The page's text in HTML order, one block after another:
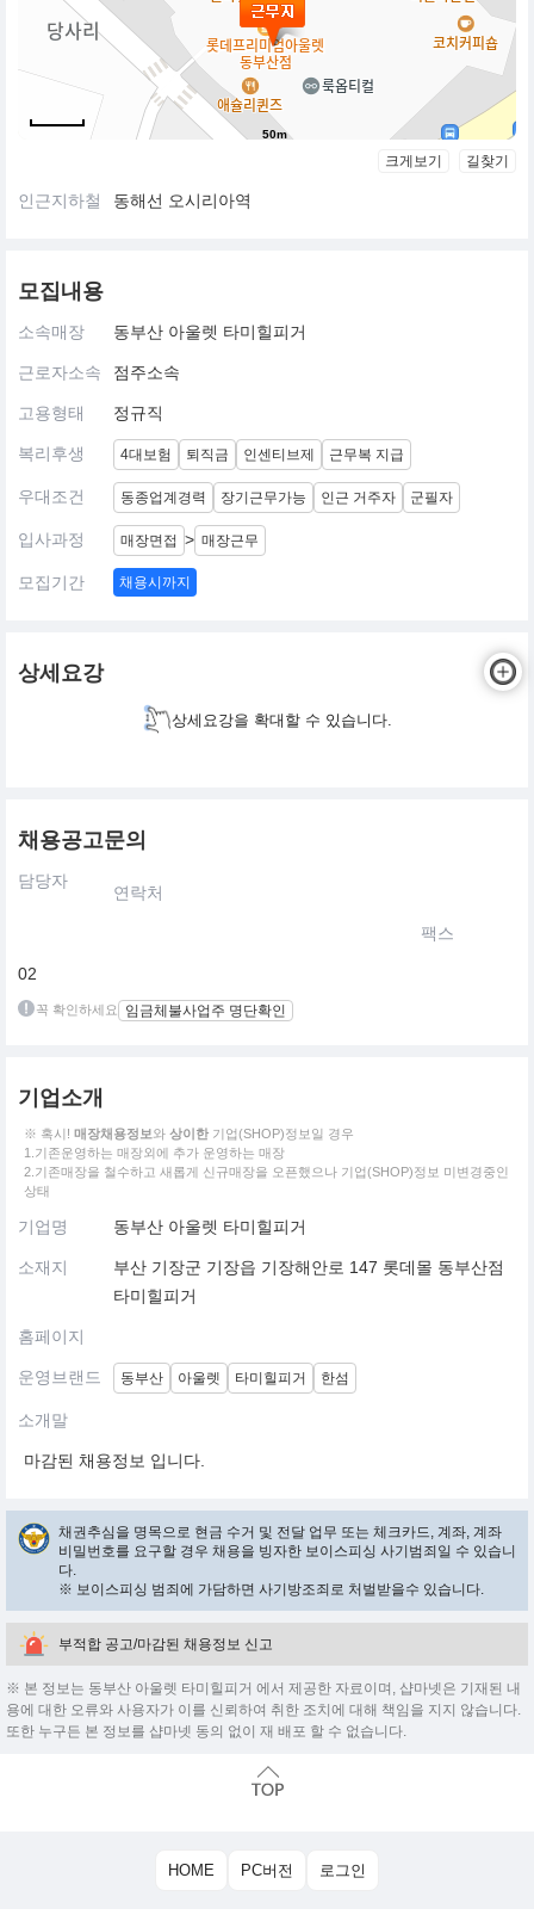
50m
크게보기 길찾기
인근지하철 동해선 오시리아역
모집내용
소속매장 동부산 아울렛 타미힐피거
근로자소속 점주소속
고용형태 정규직
복리후생 4대보험 퇴직금 인센티브제 근무복 지급
우대조건 동종업계경력 장기근무가능 인근 거주자 군필자
입사과정 매장면접 > 매장근무
모집기간 채용시까지
상세요강
상세요강을 확대할 수 있습니다.
채용공고문의
담당자
연락처
팩스
02
꼭 확인하세요 임금체불사업주 명단확인
기업소개
※ 혹시! 매장채용정보와 상이한 기업(SHOP)정보일 경우
1.기존운영하는 매장외에 추가 운영하는 매장
2.기존매장을 철수하고 새롭게 신규매장을 오픈했으나 기업(SHOP)정보 미변경중인
상태
기업명 동부산 아울렛 타미힐피거
소재지
부산 기장군 기장읍 기장해안로 147 롯데몰 동부산점
타미힐피거
홈페이지
운영브랜드 동부산 아울렛 타미힐피거 한섬
소개말
마감된 채용정보 입니다.
채권추심을 명목으로 현금 수거 및 전달 업무 또는 체크카드, 계좌, 계좌
비밀번호를 요구할 경우 채용을 빙자한 보이스피싱 사기범죄일 수 있습니
다.
※ 보이스피싱 범죄에 가담하면 사기방조죄로 처벌받을수 있습니다.
부적합 공고/마감된 채용정보 신고
※ 본 정보는 동부산 아울렛 타미힐피거 에서 제공한 자료이며, 샵마넷은 기재된 내
용에 대한 오류와 사용자가 이를 신뢰하여 취한 조치에 대해 책임을 지지 않습니다.
또한 누구든 본 정보를 샵마넷 동의 없이 재 배포 할 수 없습니다.
HOME PC버전 로그인